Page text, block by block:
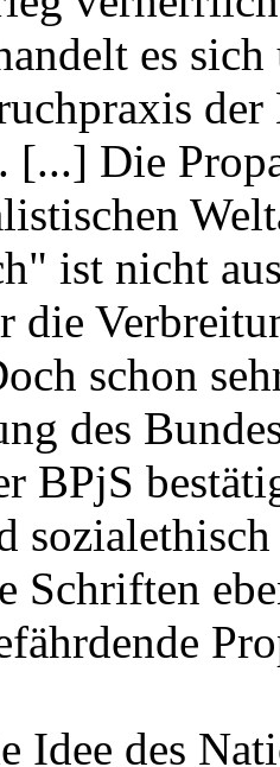
es
[...] Die
ist nicht
die
schon
des
BPjS
Schriften
Idee des